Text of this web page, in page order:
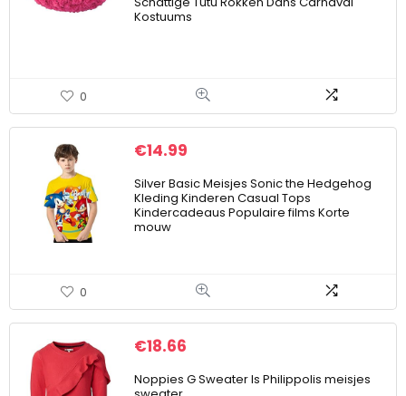
Kostuums
0
€14.99
Silver Basic Meisjes Sonic the Hedgehog
Kleding Kinderen Casual Tops
Kindercadeaus Populaire films Korte
mouw
0
€18.66
Noppies G Sweater ls Philippolis meisjes